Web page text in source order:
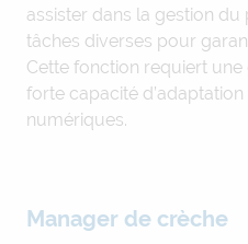
assister dans la gestion
tâches diverses pour
Cette fonction requiert
forte capacité
numériques.
Manager de crèche